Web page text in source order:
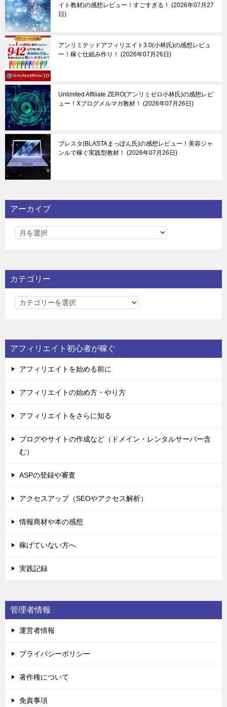
イト教材)の感想レビュー！すごすぎる！
2026年07月27
日
アンリミテッドアフィリエイト3.0(小林氏)の感想レビュ
ー！稼ぐ仕組み作り！
2026年07月26日
Unlimited Affiliate ZERO(アンリミゼロ小林氏)の感想レビ
ュー！Xブログメルマガ教材！
2026年07月26日
ブレスタ(BLASTAまっぽん氏)の感想レビュー！美容ジャ
ンルで稼ぐ実践型教材！
2026年07月26日
アーカイブ
カテゴリー
カ
リ
ー
アフィリエイト初心者が稼ぐ
アフィリエイトを始める前に
アフィリエイトの始め方・やり方
アフィリエイトをさらに知る
ブログやサイトの作成など（ドメイン・レンタルサーバー含
む）
ASPの登録や審査
アクセスアップ（SEOやアクセス解析）
情報商材や本の感想
稼げていない方へ
実践記録
管理者情報
運営者情報
プライバシーポリシー
著作権について
免責事項